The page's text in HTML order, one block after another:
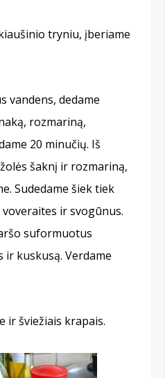
tryniu, įberiame
vandens, dedame
rozmariną,
20 minučių. Iš
šaknį ir rozmariną,
Sudedame šiek tiek
ir svogūnus.
suformuotus
ir kuskusą. Verdame
ir šviežiais krapais.